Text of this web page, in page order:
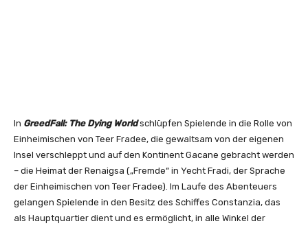
In GreedFall: The Dying Worldschlüpfen Spielende in die Rolle von
Einheimischen von Teer Fradee, die gewaltsam von der eigenen
Insel verschleppt und auf den Kontinent Gacane gebracht werden
– die Heimat der Renaigsa („Fremde“ in Yecht Fradi, der Sprache
der Einheimischen von Teer Fradee). Im Laufe des Abenteuers
gelangen Spielende in den Besitz des Schiffes Constanzia, das
als Hauptquartier dient und es ermöglicht, in alle Winkel der